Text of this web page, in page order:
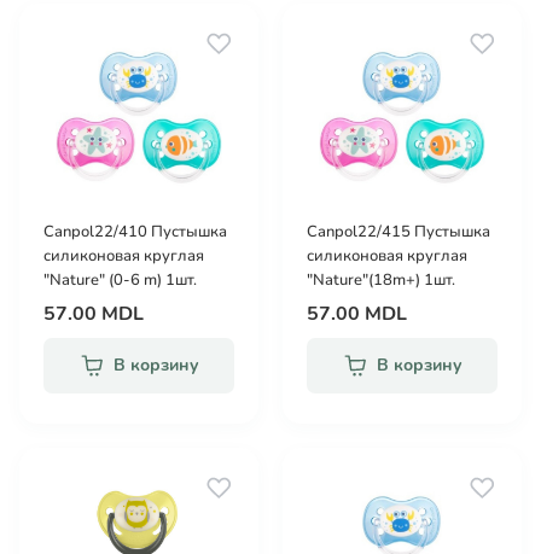
Canpol22/410 Пустышка
силиконовая круглая
"Nature" (0-6 m) 1шт.
57.00 MDL
В корзину
Canpol22/415 Пустышка
силиконовая круглая
"Nature"(18m+) 1шт.
57.00 MDL
В корзину